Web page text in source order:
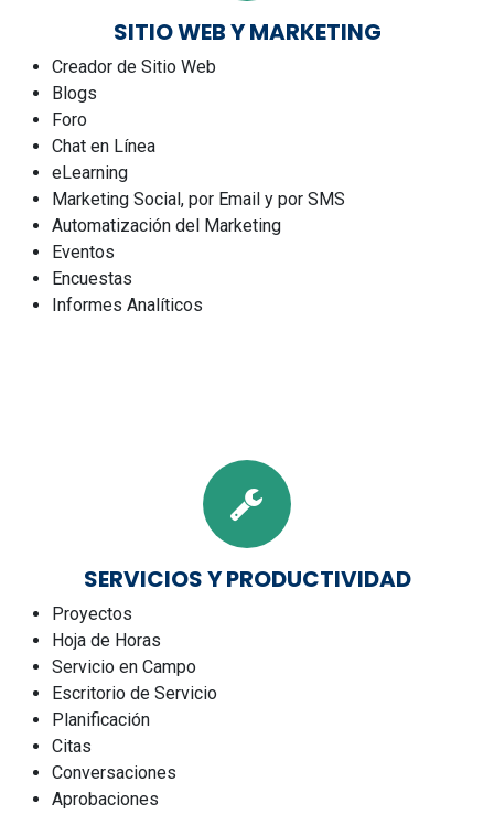
SITIO WEB Y MARKETING
Creador de Sitio Web
Blogs
Foro
Chat en Línea
eLearning
Marketing Social, por Email y por SMS
Automatización del Marketing
Eventos
Encuestas
Informes Analíticos
SERVICIOS Y PRODUCTIVIDAD
Proyectos
Hoja de Horas
Servicio en Campo
Escritorio de Servicio
Planificación
Citas
Conversaciones
Aprobaciones